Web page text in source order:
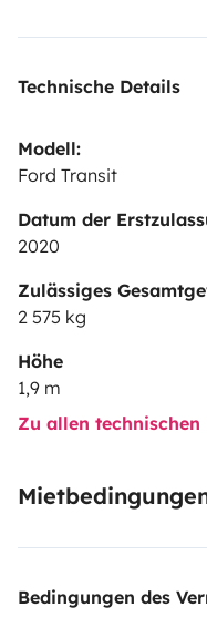
Technische Details
Modell:
Ford Transit
Datum der
2020
Zulässiges
2 575 kg
Höhe
1,9 m
Zu allen technischen
Bedingungen des